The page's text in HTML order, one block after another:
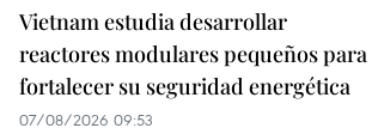
Vietnam estudia desarrollar
reactores modulares pequeños para
fortalecer su seguridad energética
07/08/2026 09:53